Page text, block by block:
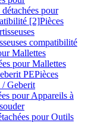
détachées pour
[2]Pièces
compatibilité
Mallettes
pour Mallettes
PEPièces
/ Geberit
pour Appareils à
pour Outils